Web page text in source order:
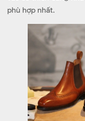
phù hợp nhất.